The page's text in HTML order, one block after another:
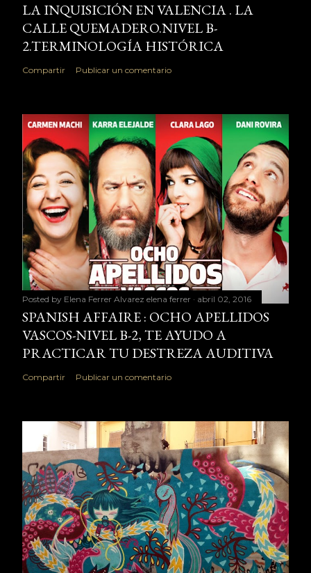
LA INQUISICIÓN EN VALENCIA . LA
CALLE QUEMADERO.NIVEL B-
2.TERMINOLOGÍA HISTÓRICA
Compartir Publicar un comentario
Posted by Elena Ferrer Alvarez elena ferrer abril 02, 2016
SPANISH AFFAIRE : OCHO APELLIDOS
VASCOS-NIVEL B-2, TE AYUDO A
PRACTICAR TU DESTREZA AUDITIVA
Compartir Publicar un comentario